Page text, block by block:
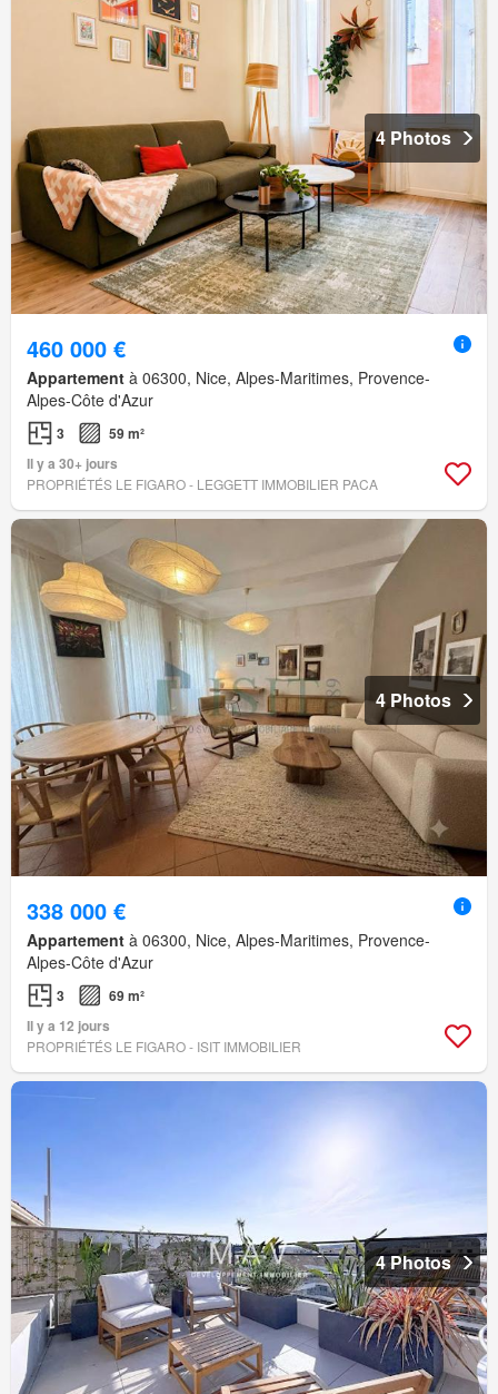
4 Photos
460 000 €
Appartement à 06300, Nice, Alpes-Maritimes, Provence-
Alpes-Côte d'Azur
3
59 m²
Il y a 30+ jours
PROPRIÉTÉS LE FIGARO - LEGGETT IMMOBILIER PACA
4 Photos
338 000 €
Appartement à 06300, Nice, Alpes-Maritimes, Provence-
Alpes-Côte d'Azur
3
69 m²
Il y a 12 jours
PROPRIÉTÉS LE FIGARO - ISIT IMMOBILIER
4 Photos